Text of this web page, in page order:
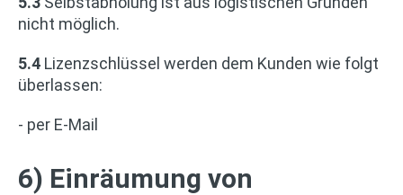
nicht möglich.
5.4 Lizenzschlüssel werden dem Kunden wie folgt
überlassen:
- per E-Mail
6) Einräumung von